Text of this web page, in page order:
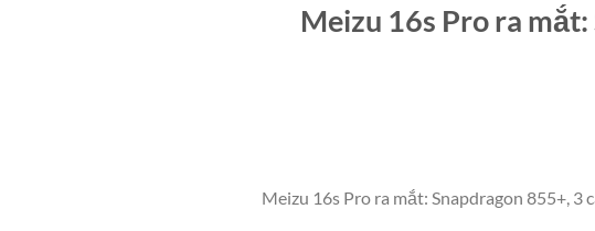
Meizu 16s Pro ra
Meizu 16s Pro ra mắt: Snapdragon 855+, 3